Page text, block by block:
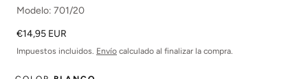
modal
Modelo: 701/20
Precio
regular
€14,95 EUR
Impuestos incluidos. Envío calculado al finalizar la compra.